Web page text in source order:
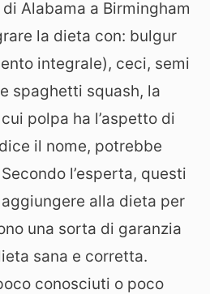
Alabama a Birmingham
la dieta con: bulgur
integrale), ceci, semi
spaghetti squash, la
polpa ha l’aspetto di
il nome, potrebbe
l’esperta, questi
alla dieta per
una sorta di garanzia
sana e corretta.
conosciuti o poco